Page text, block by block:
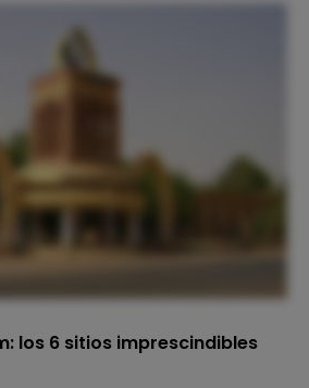
los 6 sitios imprescindibles